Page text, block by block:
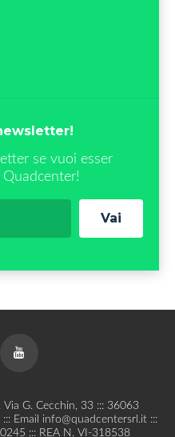
se vuoi esser
Vai
G. Cecchin, 33 ::: 36063
Email info@quadcentersrl.it :::
::: REA N. VI-318538